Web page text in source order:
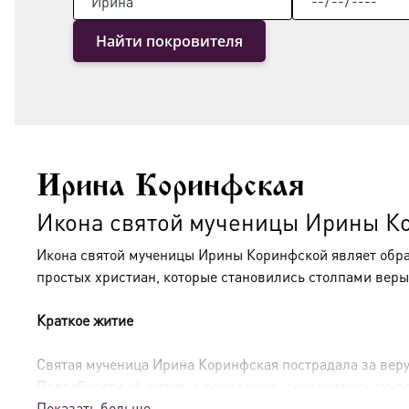
Найти покровителя
Ирина Коринфская
Икона святой мученицы Ирины
Икона святой мученицы Ирины Коринфской являет
простых христиан, которые становились столпами
Краткое житие
Святая мученица Ирина Коринфская пострадала за
Подробности её жития, к сожалению, сохранились